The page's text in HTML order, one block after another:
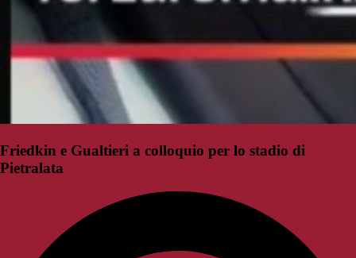
Friedkin e Gualtieri a colloquio per lo stadio di
Pietralata